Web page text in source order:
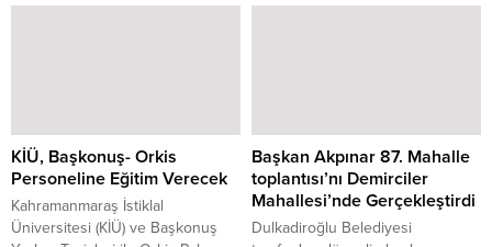
KİÜ, Başkonuş- Orkis
Personeline Eğitim Verecek
Kahramanmaraş İstiklal
Üniversitesi (KİÜ) ve Başkonuş
Başkan Akpınar 87. Mahalle
toplantısı’nı Demirciler
Mahallesi’nde Gerçekleştirdi
Dulkadiroğlu Belediyesi